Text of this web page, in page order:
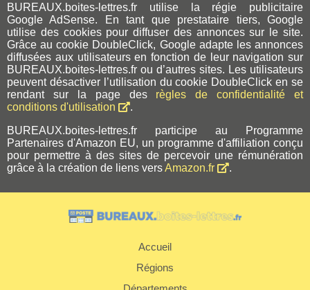
BUREAUX.boites-lettres.fr utilise la régie publicitaire
Google AdSense. En tant que prestataire tiers, Google
utilise des cookies pour diffuser des annonces sur le site.
Grâce au cookie DoubleClick, Google adapte les annonces
diffusées aux utilisateurs en fonction de leur navigation sur
BUREAUX.boites-lettres.fr ou d’autres sites. Les utilisateurs
peuvent désactiver l’utilisation du cookie DoubleClick en se
rendant sur la page des règles de confidentialité et
conditions d'utilisation
.
BUREAUX.boites-lettres.fr participe au Programme
Partenaires d'Amazon EU, un programme d'affiliation conçu
pour permettre à des sites de percevoir une rémunération
grâce à la création de liens versAmazon.fr .
Accueil
Régions